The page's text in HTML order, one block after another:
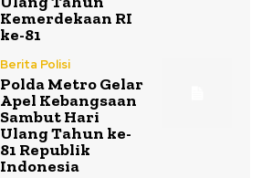
Kemerdekaan RI
ke-81
Berita Polisi
Polda Metro Gelar
Apel Kebangsaan
Sambut Hari
Ulang Tahun ke-
81 Republik
Indonesia